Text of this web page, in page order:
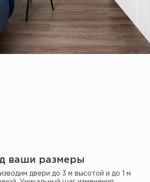
ваши размеры
двери до 3 м высотой и до 1 м